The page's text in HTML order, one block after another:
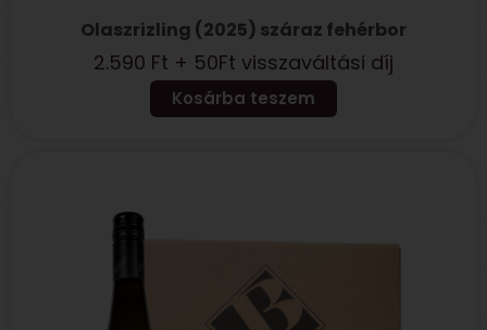
Olaszrizling (2025) száraz fehérbor
2.590 Ft + 50Ft visszaváltási díj
Kosárba teszem